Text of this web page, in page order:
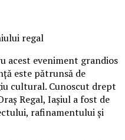
regal
acest eveniment grandios
este pătrunsă de
cultural. Cunoscut drept
Regal, Iașiul a fost de
rafinamentului și